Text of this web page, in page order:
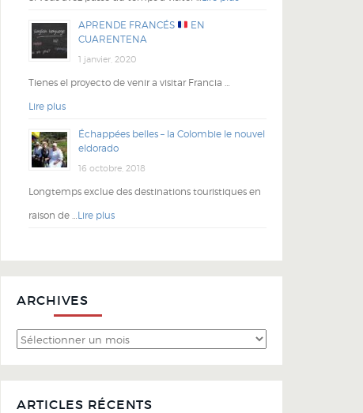
APRENDE FRANCÉS
EN
CUARENTENA
1 janvier, 2020
Tienes el proyecto de venir a visitar Francia …
Lire plus
Échappées belles – la Colombie le nouvel
eldorado
16 octobre, 2018
Longtemps exclue des destinations touristiques en
raison de …Lire plus
ARCHIVES
Archives
ARTICLES RÉCENTS